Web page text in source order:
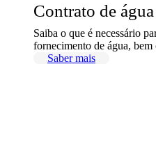
Contrato de água
Saiba o que é necessário
fornecimento de água,
Saber mais